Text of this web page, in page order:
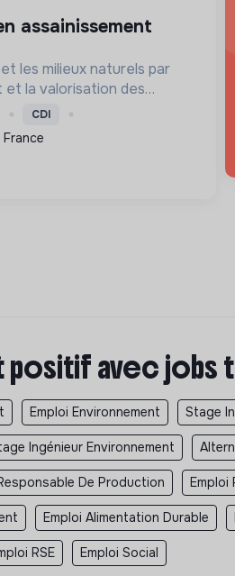
les milieux naturels par
et la valorisation des
à la transition
circulaire et la
CDI
France
positif avec jobs
Emploi Environnement Stage
Ingénieur Environnement
De Production Emploi
Emploi Alimentation Durable
RSE Emploi Social